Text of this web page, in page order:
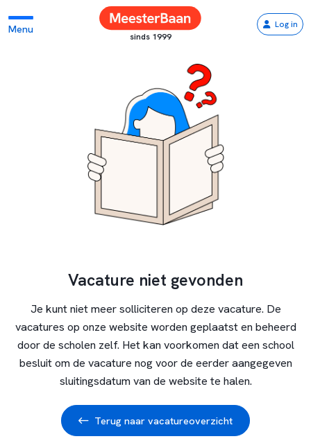
Menu
sinds 1999
Log in
Vacature niet gevonden
Je kunt niet meer solliciteren op deze vacature. De
vacatures op onze website worden geplaatst en beheerd
door de scholen zelf. Het kan voorkomen dat een school
besluit om de vacature nog voor de eerder aangegeven
sluitingsdatum van de website te halen.
Terug naar vacatureoverzicht